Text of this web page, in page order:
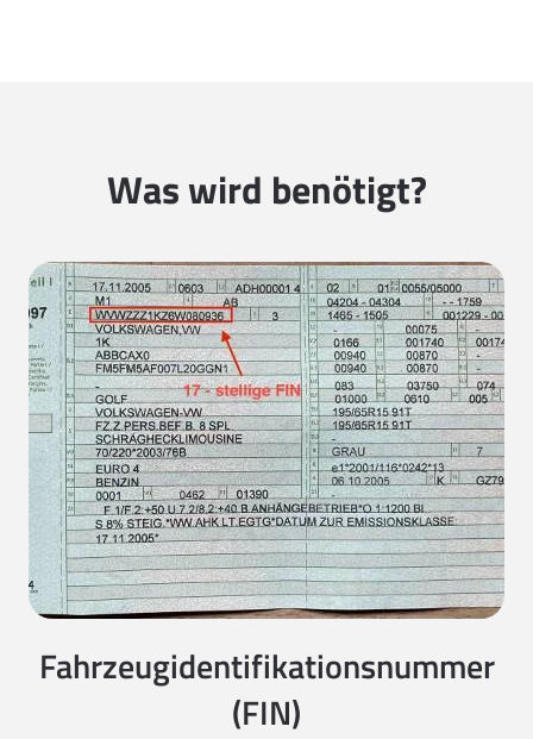
Was wird benötigt?
Fahrzeugidentifikationsnummer
(FIN)